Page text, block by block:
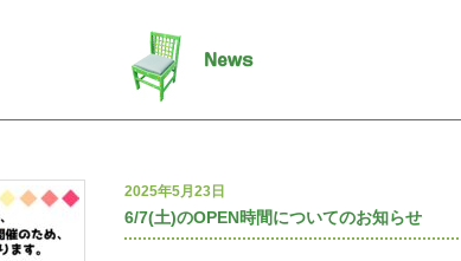
2025年5月23日
6/7(土)のOPEN時間についてのお知らせ